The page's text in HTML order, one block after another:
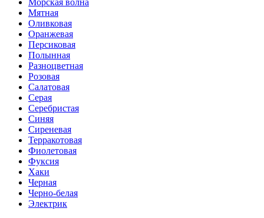
Морская волна
Мятная
Оливковая
Оранжевая
Персиковая
Полынная
Разноцветная
Розовая
Салатовая
Серая
Серебристая
Синяя
Сиреневая
Терракотовая
Фиолетовая
Фуксия
Хаки
Черная
Черно-белая
Электрик